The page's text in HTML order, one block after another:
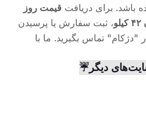
باشد. برای دریافت قیمت روز
، ثبت سفارش یا پرسیدن
"دژکام" تماس بگیرید. ما با
دیگر☔